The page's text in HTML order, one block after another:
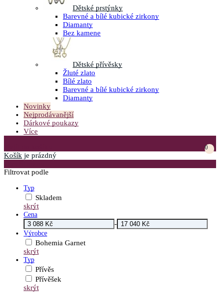
Dětské prstýnky
Barevné a bílé kubické zirkony
Diamanty
Bez kamene
Dětské přívěsky
Žluté zlato
Bílé zlato
Barevné a bílé kubické zirkony
Diamanty
Novinky
Nejprodávanější
Dárkové poukazy
Více
0
Košík je prázdný
Filtrovat podle
Typ
Skladem
skrýt
Cena
-
Výrobce
Bohemia Garnet
skrýt
Typ
Přívěs
Přívěšek
skrýt